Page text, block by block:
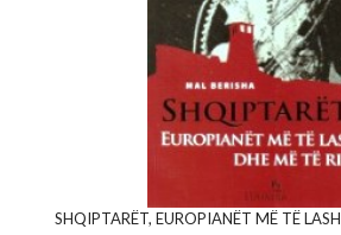
SHQIPTARËT, EUROPIANËT MË TË